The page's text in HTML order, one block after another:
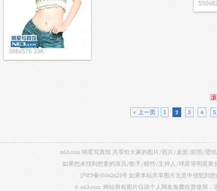
386x576 33K
< 上一页 1 2 3 4 5
n63.com 明星写真馆 共享给大家的图片/照片/桌面/剧照/壁
如果您未找到想要的演员/歌手/模特/主持人/球星等明星美
沪ICP备05042621号 如果本站共享图片无意中侵犯到
© n63.com. 网站所有图片仅供个人网友免费欣赏使用